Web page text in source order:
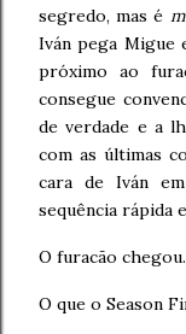
segredo, mas é
Iván pega Migue
próximo ao
consegue
de verdade e a
com as últimas
cara de Iván
sequência rápida
O furacão
O que o Season